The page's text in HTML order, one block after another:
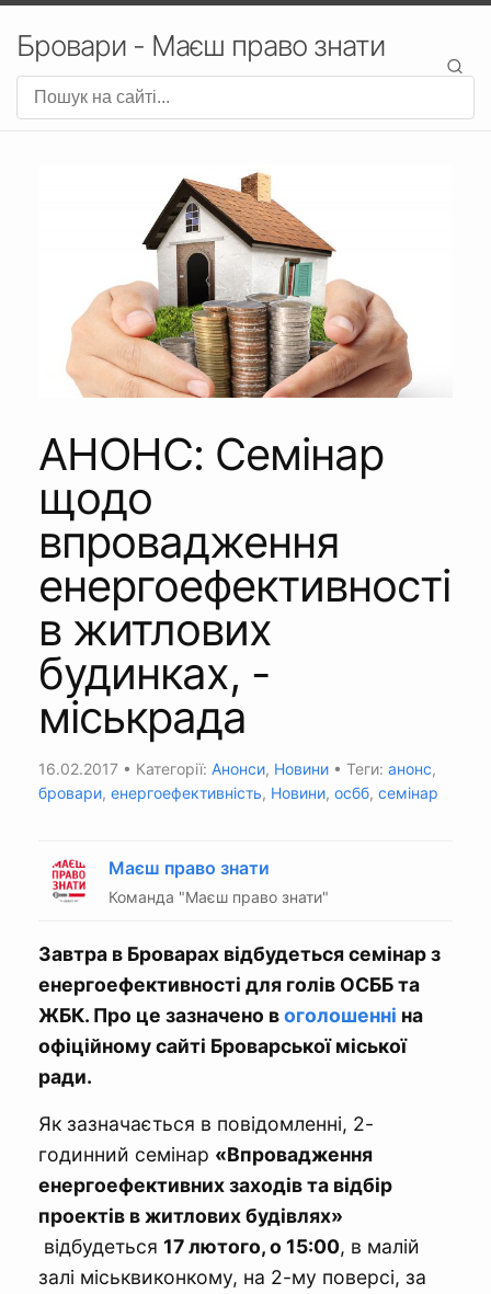
Бровари - Маєш право знати
АНОНС: Семінар
щодо
впровадження
енергоефективності
в житлових
будинках, -
міськрада
16.02.2017 • Категорії: Анонси, Новини • Теги: анонс,
бровари, енергоефективність, Новини, осбб, семінар
Маєш право знати
Команда "Маєш право знати"
Завтра в Броварах відбудеться семінар з
енергоефективності для голів ОСББ та
ЖБК. Про це зазначено воголошенні на
офіційному сайті Броварської міської
ради.
Як зазначається в повідомленні, 2-
годинний семінар «Впровадження
енергоефективних заходів та відбір
проектів в житлових будівлях»
відбудеться 17 лютого, о 15:00, в малій
залі міськвиконкому, на 2-му поверсі, за